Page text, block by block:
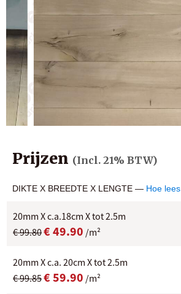
Prijzen (Incl. 21% BTW)
DIKTE X BREEDTE X LENGTE — Hoe
20mm X c.a.18cm X tot 2.5m
€ 99.80€ 49.90 /m²
20mm X c.a. 20cm X tot 2.5m
€ 99.85€ 59.90 /m²